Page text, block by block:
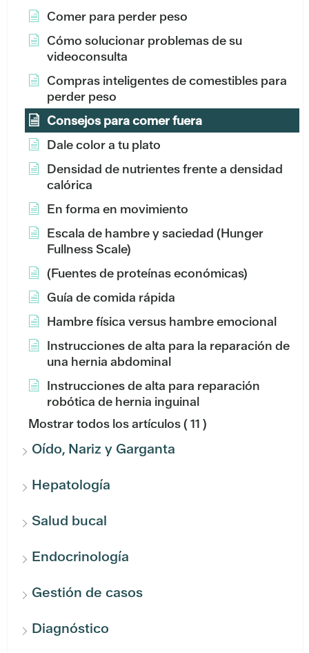
Comer para perder peso
Cómo solucionar problemas de su
videoconsulta
Compras inteligentes de comestibles para
perder peso
Consejos para comer fuera
Dale color a tu plato
Densidad de nutrientes frente a densidad
calórica
En forma en movimiento
Escala de hambre y saciedad (Hunger
Fullness Scale)
(Fuentes de proteínas económicas)
Guía de comida rápida
Hambre física versus hambre emocional
Instrucciones de alta para la reparación de
una hernia abdominal
Instrucciones de alta para reparación
robótica de hernia inguinal
Mostrar todos los artículos( 11 )
Oído, Nariz y Garganta
Hepatología
Salud bucal
Endocrinología
Gestión de casos
Diagnóstico